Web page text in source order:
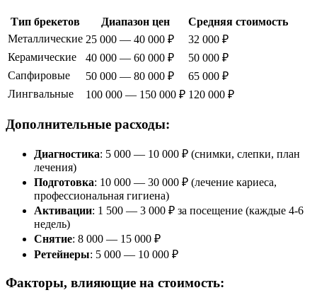
Тип брекетов Диапазон цен
Средняя стоимость
Металлические 25 000 — 40 000 ₽
32 000 ₽
Керамические
40 000 — 60 000 ₽
50 000 ₽
Сапфировые
50 000 — 80 000 ₽
65 000 ₽
Лингвальные
100 000 — 150 000 ₽ 120 000 ₽
Дополнительные расходы:
Диагностика: 5 000 — 10 000 ₽ (снимки, слепки, план
лечения)
Подготовка: 10 000 — 30 000 ₽ (лечение кариеса,
профессиональная гигиена)
Активации: 1 500 — 3 000 ₽ за посещение (каждые 4-6
недель)
Снятие: 8 000 — 15 000 ₽
Ретейнеры: 5 000 — 10 000 ₽
Факторы, влияющие на стоимость: